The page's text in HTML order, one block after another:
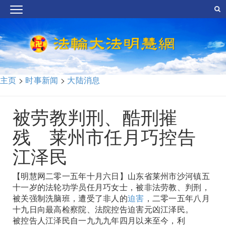
主页 > 时事新闻 > 大陆消息
被劳教判刑、酷刑摧
残 莱州市任月巧控告
江泽民
【明慧网二零一五年十月六日】山东省莱州市沙河镇五
十一岁的法轮功学员任月巧女士，被非法劳教、判刑，
被关强制洗脑班，遭受了非人的迫害 ，二零一五年八月
十九日向最高检察院、法院控告迫害元凶江泽民。
被控告人江泽民自一九九九年四月以来至今，利